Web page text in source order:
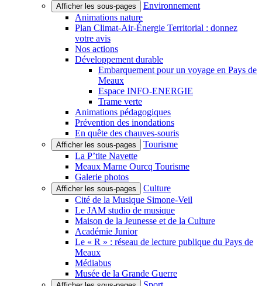
Afficher les sous-pages
Environnement
Animations nature
Plan Climat-Air-Énergie Territorial : donnez
votre avis
Nos actions
Développement durable
Embarquement pour un voyage en Pays de
Meaux
Espace INFO-ENERGIE
Trame verte
Animations pédagogiques
Prévention des inondations
En quête des chauves-souris
Afficher les sous-pages
Tourisme
La P’tite Navette
Meaux Marne Ourcq Tourisme
Galerie photos
Afficher les sous-pages
Culture
Cité de la Musique Simone-Veil
Le JAM studio de musique
Maison de la Jeunesse et de la Culture
Académie Junior
Le « R » : réseau de lecture publique du Pays de
Meaux
Médiabus
Musée de la Grande Guerre